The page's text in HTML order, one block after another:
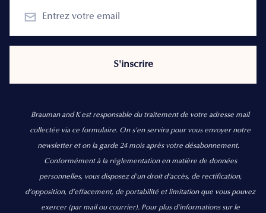
Brauman and K est responsable du traitement de votre adresse mail
collectée via ce formulaire. On s’en servira pour vous envoyer notre
newsletter et on la garde 24 mois après votre désabonnement.
Conformément à la réglementation en matière de données
personnelles, vous disposez d'un droit d'accès, de rectification,
d’opposition, d’effacement, de portabilité et limitation que vous pouvez
exercer (par mail ou courrier). Pour plus d’informations sur le